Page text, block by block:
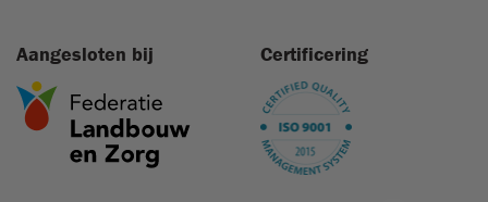
Aangesloten bij Certificering